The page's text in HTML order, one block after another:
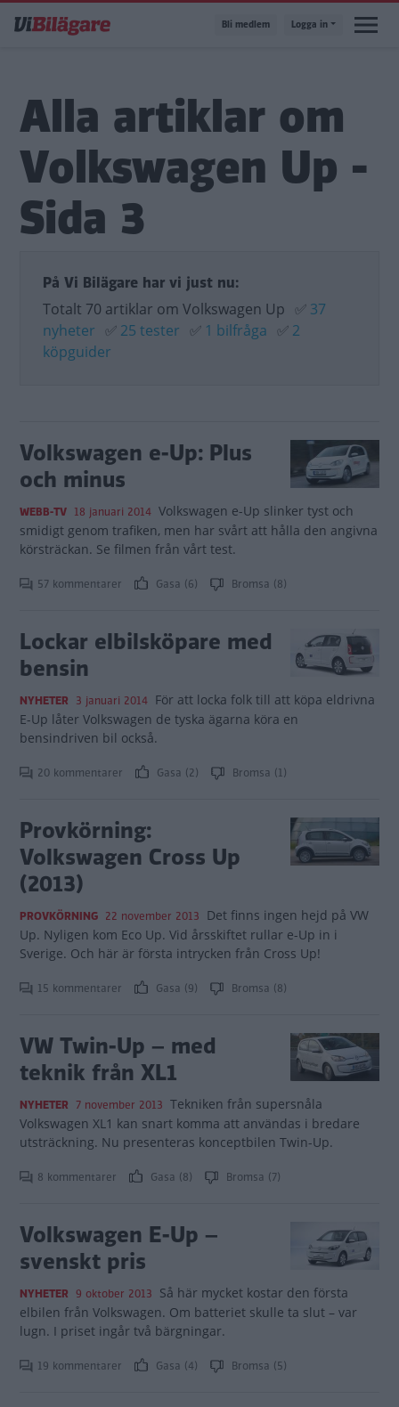
till
Bli medlem Logga in
Alla artiklar om
Volkswagen Up -
Sida 3
På Vi Bilägare har vi just nu:
Totalt 70 artiklar om Volkswagen Up ✅ 37
nyheter ✅ 25 tester ✅ 1 bilfråga ✅ 2
köpguider
Volkswagen e-Up: Plus
och minus
WEBB-TV 18 januari 2014 Volkswagen e-Up slinker tyst och
smidigt genom trafiken, men har svårt att hålla den angivna
körsträckan. Se filmen från vårt test.
57 kommentarer Gasa (6) Bromsa (8)
Lockar elbilsköpare med
bensin
NYHETER 3 januari 2014 För att locka folk till att köpa eldrivna
E-Up låter Volkswagen de tyska ägarna köra en
bensindriven bil också.
20 kommentarer Gasa (2) Bromsa (1)
Provkörning:
Volkswagen Cross Up
(2013)
PROVKÖRNING 22 november 2013 Det finns ingen hejd på VW
Up. Nyligen kom Eco Up. Vid årsskiftet rullar e-Up in i
Sverige. Och här är första intrycken från Cross Up!
15 kommentarer Gasa (9) Bromsa (8)
VW Twin-Up – med
teknik från XL1
NYHETER 7 november 2013 Tekniken från supersnåla
Volkswagen XL1 kan snart komma att användas i bredare
utsträckning. Nu presenteras konceptbilen Twin-Up.
8 kommentarer Gasa (8) Bromsa (7)
Volkswagen E-Up –
svenskt pris
NYHETER 9 oktober 2013 Så här mycket kostar den första
elbilen från Volkswagen. Om batteriet skulle ta slut – var
lugn. I priset ingår två bärgningar.
19 kommentarer Gasa (4) Bromsa (5)